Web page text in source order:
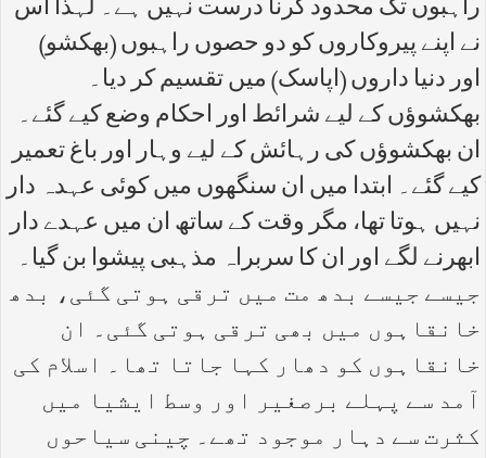
راہبوں تک محدود کرنا درست نہیں ہے۔ لہذا اس
نے اپنے پیروکاروں کو دو حصوں راہبوں (بھکشو)
اور دنیا داروں (اپاسک) میں تقسیم کر دیا۔
بھکشوؤں کے لیے شرائط اور احکام وضع کیے گئے۔
ان بھکشوؤں کی رہائش کے لیے وہار اور باغ تعمیر
کیے گئے۔ ابتدا میں ان سنگھوں میں کوئی عہدہ دار
نہیں ہوتا تھا، مگر وقت کے ساتھ ان میں عہدے دار
ابھرنے لگے اور ان کا سربراہ مذہبی پیشوا بن گیا۔
جیسے جیسے بدھ مت میں ترقی ہوتی گئی، بدھ
خانقاہوں میں بھی ترقی ہوتی گئی۔ ان
خانقاہوں کو دھار کہا جاتا تھا۔ اسلام کی
آمد سے پہلے برصغیر اور وسط ایشیا میں
کثرت سے دہار موجود تھے۔ چینی سیاحوں